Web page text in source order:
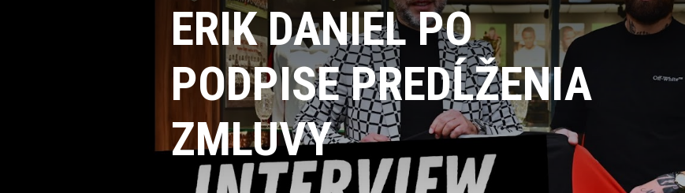
ERIK DANIEL PO
PODPISE PREDĹŽENIA
ZMLUVY